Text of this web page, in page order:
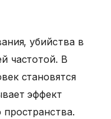
убийства в
частотой. В
становятся
эффект